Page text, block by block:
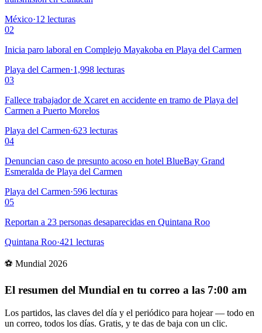
México·12 lecturas
02
Inicia paro laboral en Complejo Mayakoba en Playa del Carmen
Playa del Carmen·1,998 lecturas
03
Fallece trabajador de Xcaret en accidente en tramo de Playa del
Carmen a Puerto Morelos
Playa del Carmen·623 lecturas
04
Denuncian caso de presunto acoso en hotel BlueBay Grand
Esmeralda de Playa del Carmen
Playa del Carmen·596 lecturas
05
Reportan a 23 personas desaparecidas en Quintana Roo
Quintana Roo·421 lecturas
⚽ Mundial 2026
El resumen del Mundial en tu correo a las 7:00 am
Los partidos, las claves del día y el periódico para hojear — todo en
un correo, todos los días. Gratis, y te das de baja con un clic.